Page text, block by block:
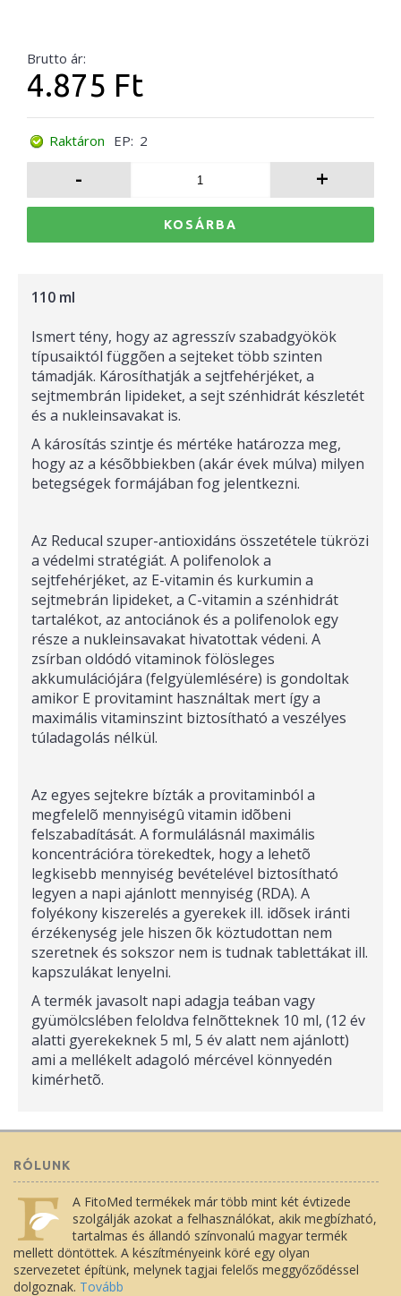
Brutto ár:
4.875 Ft
Raktáron EP: 2
- +
KOSÁRBA
110 ml
Ismert tény, hogy az agresszív szabadgyökök
típusaiktól függõen a sejteket több szinten
támadják. Károsíthatják a sejtfehérjéket, a
sejtmembrán lipideket, a sejt szénhidrát készletét
és a nukleinsavakat is.
A károsítás szintje és mértéke határozza meg,
hogy az a késõbbiekben (akár évek múlva) milyen
betegségek formájában fog jelentkezni.
Az Reducal szuper-antioxidáns összetétele tükrözi
a védelmi stratégiát. A polifenolok a
sejtfehérjéket, az E-vitamin és kurkumin a
sejtmebrán lipideket, a C-vitamin a szénhidrát
tartalékot, az antociánok és a polifenolok egy
része a nukleinsavakat hivatottak védeni. A
zsírban oldódó vitaminok fölösleges
akkumulációjára (felgyülemlésére) is gondoltak
amikor E provitamint használtak mert így a
maximális vitaminszint biztosítható a veszélyes
túladagolás nélkül.
Az egyes sejtekre bízták a provitaminból a
megfelelõ mennyiségû vitamin idõbeni
felszabadítását. A formulálásnál maximális
koncentrációra törekedtek, hogy a lehetõ
legkisebb mennyiség bevételével biztosítható
legyen a napi ajánlott mennyiség (RDA). A
folyékony kiszerelés a gyerekek ill. idõsek iránti
érzékenység jele hiszen õk köztudottan nem
szeretnek és sokszor nem is tudnak tablettákat ill.
kapszulákat lenyelni.
A termék javasolt napi adagja teában vagy
gyümölcslében feloldva felnõtteknek 10 ml, (12 év
alatti gyerekeknek 5 ml, 5 év alatt nem ajánlott)
ami a mellékelt adagoló mércével könnyedén
kimérhetõ.
RÓLUNK
A FitoMed termékek már több mint két évtizede
szolgálják azokat a felhasználókat, akik megbízható,
tartalmas és állandó színvonalú magyar termék
mellett döntöttek. A készítményeink köré egy olyan
szervezetet építünk, melynek tagjai felelős meggyőződéssel
dolgoznak. Tovább